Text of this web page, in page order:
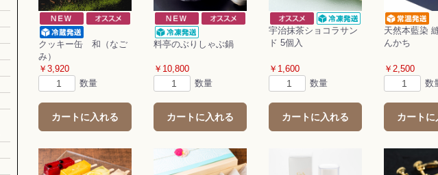
クッキー缶 和（なご
み）
￥3,920
数量
カートに入れる
料亭のぶりしゃぶ鍋
￥10,800
数量
カートに入れる
宇治抹茶ショコラサン
ド 5個入
￥1,600
数量
カートに入れる
天然本藍染
んかち
￥2,500
数
カートに